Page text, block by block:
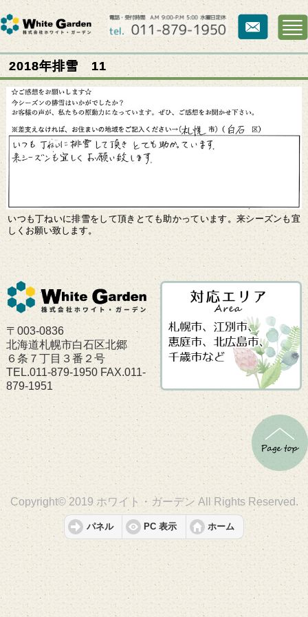
2018年排雪 11
いつも丁ねいに排雪をして頂きとても助かっています。来シーズンも宜
しくお願い致します。
〒003-0836
北海道札幌市白石区北郷
６条７丁目３番２号
TEL.011-879-1950 FAX.011-
879-1951
Copyright© 2019 ホワイト・ガーデン All Rights Reserved.
パネル PC 表示 ホーム